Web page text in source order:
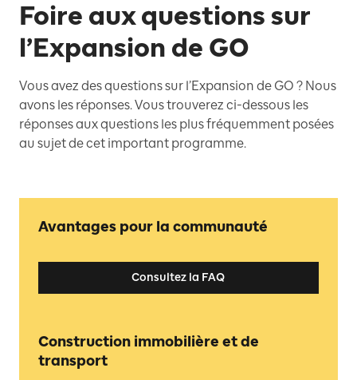
Foire aux questions sur
l’Expansion de GO
Vous avez des questions sur l’Expansion de GO ? Nous
avons les réponses. Vous trouverez ci-dessous les
réponses aux questions les plus fréquemment posées
au sujet de cet important programme.
Avantages pour la communauté
Consultez la FAQ
Construction immobilière et de
transport